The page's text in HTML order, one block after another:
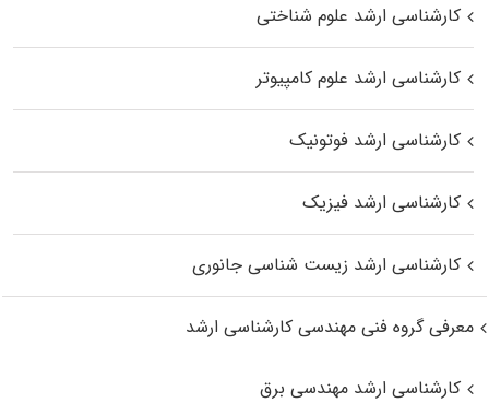
کارشناسی ارشد علوم شناختی
کارشناسی ارشد علوم کامپیوتر
کارشناسی ارشد فوتونیک
کارشناسی ارشد فیزیک
کارشناسی ارشد زیست‌ شناسی جانوری
معرفی گروه فنی مهندسی کارشناسی ارشد
کارشناسی ارشد مهندسی برق